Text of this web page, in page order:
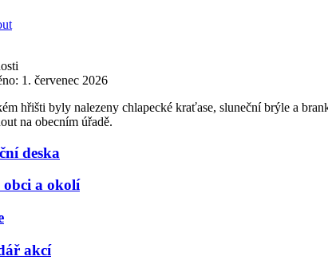
1. červenec 2026
hřišti byly nalezeny chlapecké kraťase, sluneční brýle a
na obecním úřadě.
deska
obci a okolí
akcí